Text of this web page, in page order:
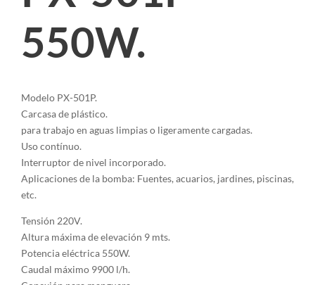
550W.
Modelo PX-501P.
Carcasa de plástico.
para trabajo en aguas limpias o ligeramente cargadas.
Uso contínuo.
Interruptor de nivel incorporado.
Aplicaciones de la bomba: Fuentes, acuarios, jardines, piscinas,
etc.
Tensión 220V.
Altura máxima de elevación 9 mts.
Potencia eléctrica 550W.
Caudal máximo 9900 l/h.